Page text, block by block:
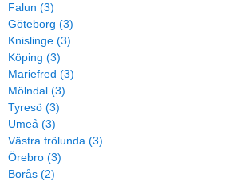
Falun (3)
Göteborg (3)
Knislinge (3)
Köping (3)
Mariefred (3)
Mölndal (3)
Tyresö (3)
Umeå (3)
Västra frölunda (3)
Örebro (3)
Borås (2)